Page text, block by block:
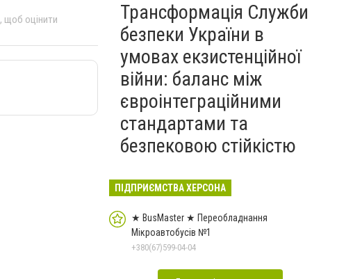
, щоб оцінити
Трансформація Служби
безпеки України в
умовах екзистенційної
війни: баланс між
євроінтеграційними
стандартами та
безпековою стійкістю
ПІДПРИЄМСТВА ХЕРСОНА
★ BusMaster ★ Переобладнання
Мікроавтобусів №1
+380(67)599-04-04